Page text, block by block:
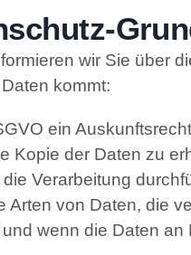
wir Sie über
kommt:
ein
Kopie der Daten zu
Verarbeitung
Arten von Daten, die
wenn die Daten